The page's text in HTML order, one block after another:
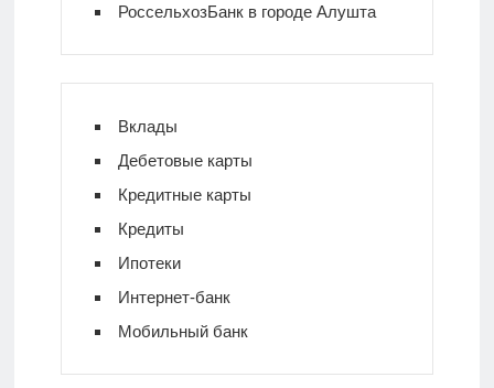
РоссельхозБанк в городе Алушта
Вклады
Дебетовые карты
Кредитные карты
Кредиты
Ипотеки
Интернет-банк
Мобильный банк